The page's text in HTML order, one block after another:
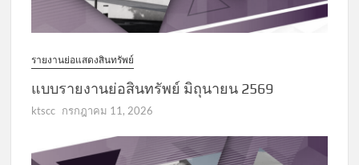
รายงานย่อแสดงสินทรัพย์
แบบรายงานย่อสินทรัพย์ มิถุนายน 2569
ktscc กรกฎาคม 11, 2026